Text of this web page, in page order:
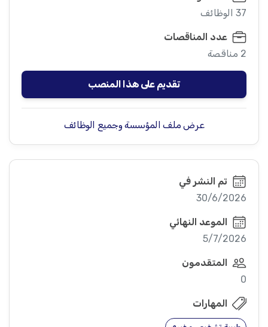
37 الوظائف
عدد المناقصات
2 مناقصة
تقديم على هذا المنصب
عرض ملف المؤسسة وجميع الوظائف
تم النشر في
30/6/2026
الموعد النهائي
5/7/2026
المتقدمون
0
المهارات